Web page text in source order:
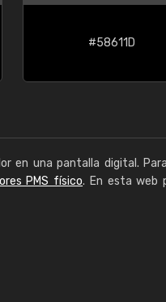
#58611D
en una pantalla digital.
PMS físico. En esta web